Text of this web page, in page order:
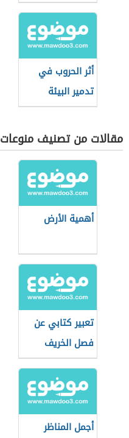
أثر الحروب في
تدمير البيئة
مقالات من تصنيف منوعات
أهمية الأرض
تعبير كتابي عن
فصل الخريف
أجمل المناظر